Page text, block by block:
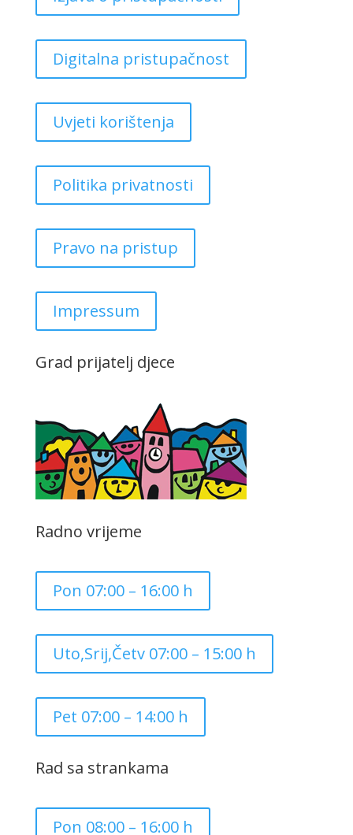
Digitalna pristupačnost
Uvjeti korištenja
Politika privatnosti
Pravo na pristup
Impressum
Grad prijatelj djece
Radno vrijeme
Pon 07:00 – 16:00 h
Uto,Srij,Četv 07:00 – 15:00 h
Pet 07:00 – 14:00 h
Rad sa strankama
Pon 08:00 – 16:00 h